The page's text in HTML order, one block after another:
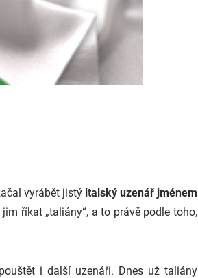
vyrábět jistý italský uzenář jménem
říkat „taliány“, a to právě podle toho,
i další uzenáři. Dnes už taliány